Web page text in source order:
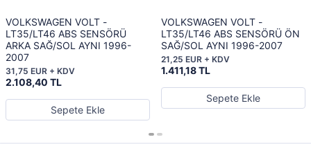
VOLKSWAGEN VOLT -
LT35/LT46 ABS SENSÖRÜ
ARKA SAĞ/SOL AYNI 1996-
2007
2.108,40 TL
31,75 EUR + KDV
Sepete Ekle
VOLKSWAGEN VOLT -
LT35/LT46 ABS SENSÖRÜ ÖN
SAĞ/SOL AYNI 1996-2007
1.411,18 TL
21,25 EUR + KDV
Sepete Ekle